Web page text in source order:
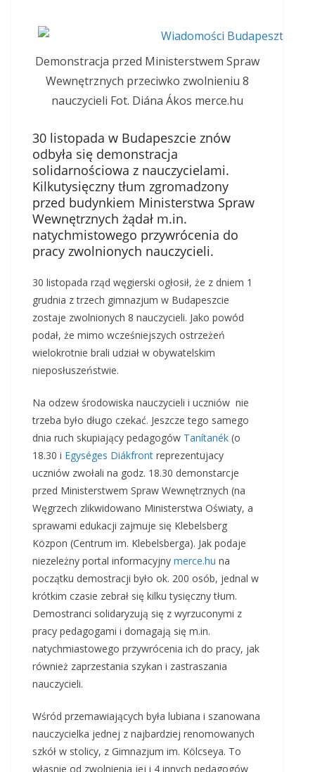
Demonstracja przed Ministerstwem Spraw
Wewnętrznych przeciwko zwolnieniu 8
nauczycieli Fot. Diána Ákos merce.hu
30 listopada w Budapeszcie znów
odbyła się demonstracja
solidarnościowa z nauczycielami.
Kilkutysięczny tłum zgromadzony
przed budynkiem Ministerstwa Spraw
Wewnętrznych żądał m.in.
natychmistowego przywrócenia do
pracy zwolnionych nauczycieli.
30 listopada rząd węgierski ogłosił, że z dniem 1
grudnia z trzech gimnazjum w Budapeszcie
zostaje zwolnionych 8 nauczycieli. Jako powód
podał, że mimo wcześniejszych ostrzeżeń
wielokrotnie brali udział w obywatelskim
nieposłuszeństwie.
Na odzew środowiska nauczycieli i uczniów nie
trzeba było długo czekać. Jeszcze tego samego
dnia ruch skupiający pedagogów Tanítanék (o
18.30 i Egységes Diákfront reprezentujacy
uczniów zwołali na godz. 18.30 demonstarcje
przed Ministerstwem Spraw Wewnętrznych (na
Węgrzech zlikwidowano Ministerstwa Oświaty, a
sprawami edukacji zajmuje się Klebelsberg
Közpon (Centrum im. Klebelsberga). Jak podaje
niezeleżny portal informacyjny merce.hu na
początku demostracji było ok. 200 osób, jednal w
krótkim czasie zebrał się kilku tysięczny tłum.
Demostranci solidaryzują się z wyrzuconymi z
pracy pedagogami i domagają się m.in.
natychmiastowego przywrócenia ich do pracy, jak
również zaprzestania szykan i zastraszania
nauczycieli.
Wśród przemawiających była lubiana i szanowana
nauczycielka jednej z najbardziej renomowanych
szkół w stolicy, z Gimnazjum im. Kölcseya. To
własnie od zwolnienia jej i 4 innych pedagogów